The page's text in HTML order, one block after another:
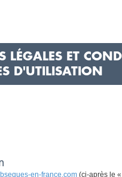
LÉGALES ET
D'UTILISATION
en-france.com (ci-après le